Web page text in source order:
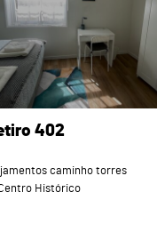
402
caminho torres
Histórico